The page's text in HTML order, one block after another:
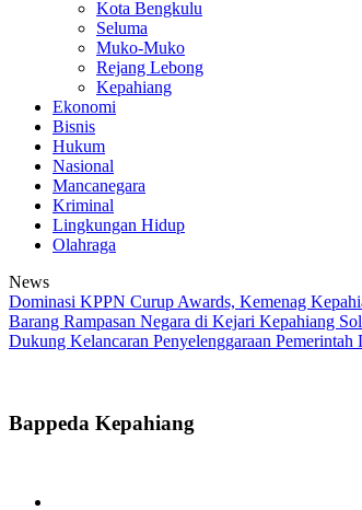
Kota Bengkulu
Seluma
Muko-Muko
Rejang Lebong
Kepahiang
Ekonomi
Bisnis
Hukum
Nasional
Mancanegara
Kriminal
Lingkungan Hidup
Olahraga
News
Dominasi KPPN Curup Awards, Kemenag
Barang Rampasan Negara di Kejari Kepahiang
Dukung Kelancaran Penyelenggaraan Pemerintah
Bappeda Kepahiang